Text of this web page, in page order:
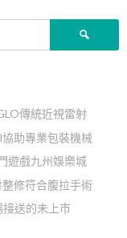
傳統近視雷射
助專業包裝機械
遊戲九州娛樂城
修符合腹拉手術
送的未上市